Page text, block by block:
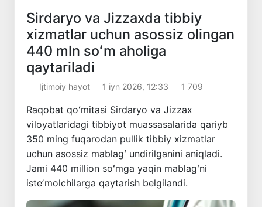
Sirdaryo va Jizzaxda tibbiy
xizmatlar uchun asossiz olingan
440 mln soʻm aholiga
qaytariladi
Ijtimoiy hayot 1 iyn 2026, 12:33 1 709
Raqobat qoʻmitasi Sirdaryo va Jizzax
viloyatlaridagi tibbiyot muassasalarida qariyb
350 ming fuqarodan pullik tibbiy xizmatlar
uchun asossiz mablagʻ undirilganini aniqladi.
Jami 440 million soʻmga yaqin mablagʻni
isteʼmolchilarga qaytarish belgilandi.